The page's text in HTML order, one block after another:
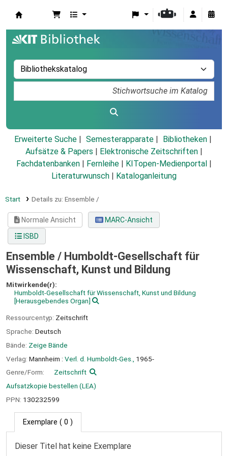
Erweiterte Suche Semesterapparate
Bibliotheken
Aufsätze & Papers
Elektronische Zeitschriften
Fachdatenbanken
Fernleihe KITopen-Medienportal
Literaturwunsch
Kataloganleitung
Start Details zu: Ensemble /
Normale Ansicht
MARC-Ansicht
ISBD
Ensemble / Humboldt-Gesellschaft für
Wissenschaft, Kunst und Bildung
Mitwirkende(r):
Humboldt-Gesellschaft für Wissenschaft, Kunst und Bildung
[Herausgebendes Organ]
Ressourcentyp: Zeitschrift
Sprache: Deutsch
Bände: Zeige Bände
Verlag: Mannheim : Verl. d. Humboldt-Ges.,
1965-
Genre/Form:
Zeitschrift
Aufsatzkopie bestellen (LEA)
PPN: 130232599
Exemplare ( 0 )
Dieser Titel hat keine Exemplare